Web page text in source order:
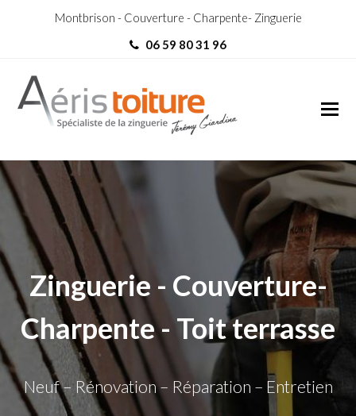
Montbrison - Couverture - Charpente- Zinguerie
06 59 80 31 96
Couvreur Zingueur Boën
Zinguerie - Couverture-
Charpente - Toit terrasse
Neuf – Rénovation – Réparation – Entretien